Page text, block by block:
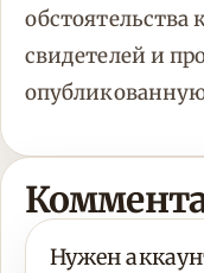
свидетелей и
Нужен